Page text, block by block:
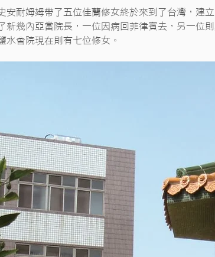
安耐姆姆帶了五位佳蘭修女終於來到了台灣，
新幾內亞當院長，一位因病回菲律賓去，另一位
水會院現在則有七位修女。